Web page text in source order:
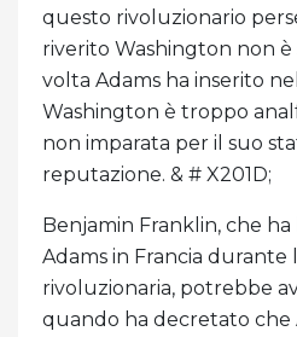
questo rivoluzionario
riverito Washington non
volta Adams ha inserito
Washington è troppo
non imparata per il suo
reputazione. & # X201D;
Benjamin Franklin, che
Adams in Francia durante
rivoluzionaria, potrebbe
quando ha decretato che